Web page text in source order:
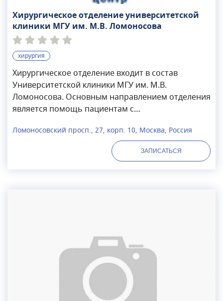
Хирургическое отделение университетской
клиники МГУ им. М.В. Ломоносова
хирургия
Хирургическое отделение входит в состав
Университетской клиники МГУ им. М.В.
Ломоносова. Основным направлением отделения
является помощь пациентам с
образованиями органов брюшной полости,
малого таза и промежности. В отделении ведут
прием кандидаты и доктора медицинских наук,
Университетской клиники МГУ им. М.В.
Ломоносова выполняют лечение рака,
варикозного расширения вен, геморроя, грыж,
кист, а также лечение болезни Крона.
Ломоносовский просп., 27, корп. 10, Москва, Россия
ЗАПИСАТЬСЯ